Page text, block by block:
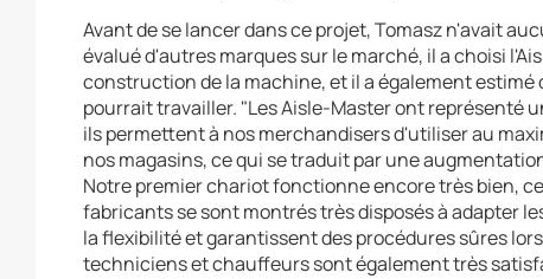
Avant de se lancer dans ce projet, Tomasz n'avait
évalué d'autres marques sur le marché, il a choisi
construction de la machine, et il a également
pourrait travailler. "Les Aisle-Master ont représenté
ils permettent à nos merchandisers d'utiliser au
nos magasins, ce qui se traduit par une
Notre premier chariot fonctionne encore très bien,
fabricants se sont montrés très disposés à adapter
la flexibilité et garantissent des procédures sûres
techniciens et chauffeurs sont également très